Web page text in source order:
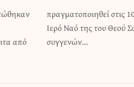
από
στον
συγγενών…